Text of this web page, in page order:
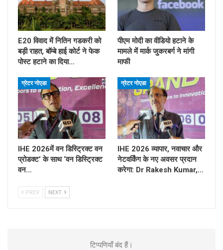
E20 विवाद में नितिन गडकरी को
बड़ी राहत, बॉम्बे हाई कोर्ट ने फेक
पोस्ट हटाने का दिया…
पीएम मोदी का वीडियो हटाने के
मामले में मार्क जुकरबर्ग ने मांगी
माफी
ग्रेटर नोएडा
IHE 2026में वन डिस्ट्रिक्ट वन
प्रोडक्ट’ के साथ ‘वन डिस्ट्रिक्ट
वन…
ग्रेटर नोएडा
IHE 2026 व्यापार, नवाचार और
नेटवर्किंग के नए अवसर प्रदान
करेगा: Dr Rakesh Kumar,…
PREV NEXT
टिप्पणियाँ बंद हैं।